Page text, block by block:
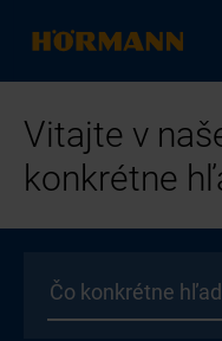
Vitajte v
konkrétne